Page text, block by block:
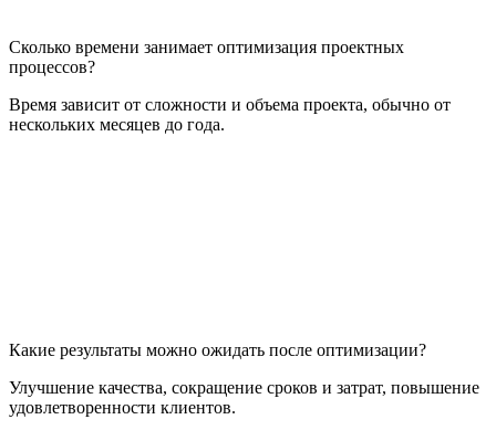
Сколько времени занимает оптимизация проектных
процессов?
Время зависит от сложности и объема проекта, обычно от
нескольких месяцев до года.
Какие результаты можно ожидать после оптимизации?
Улучшение качества, сокращение сроков и затрат, повышение
удовлетворенности клиентов.